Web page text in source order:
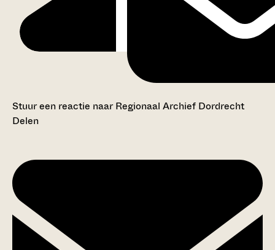
Stuur een reactie naar Regionaal Archief Dordrecht
Delen